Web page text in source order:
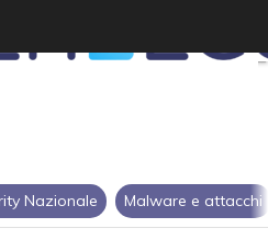
Nazionale Malware e attacchi